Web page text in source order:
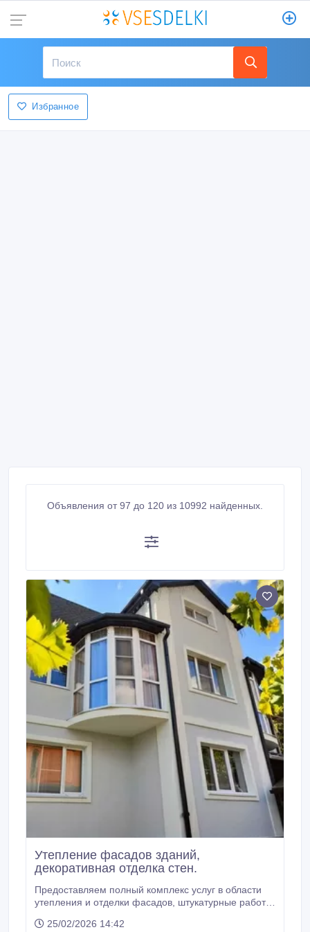
Избранное
Объявления от 97 до 120 из 10992 найденных.
Утепление фасадов зданий,
декоративная отделка стен.
Предоставляем полный комплекс услуг в области
утепления и отделки фасадов, штукатурные работы.
фасадов, мокрый фасад; - Утепление фасадов
25/02/2026 14:42